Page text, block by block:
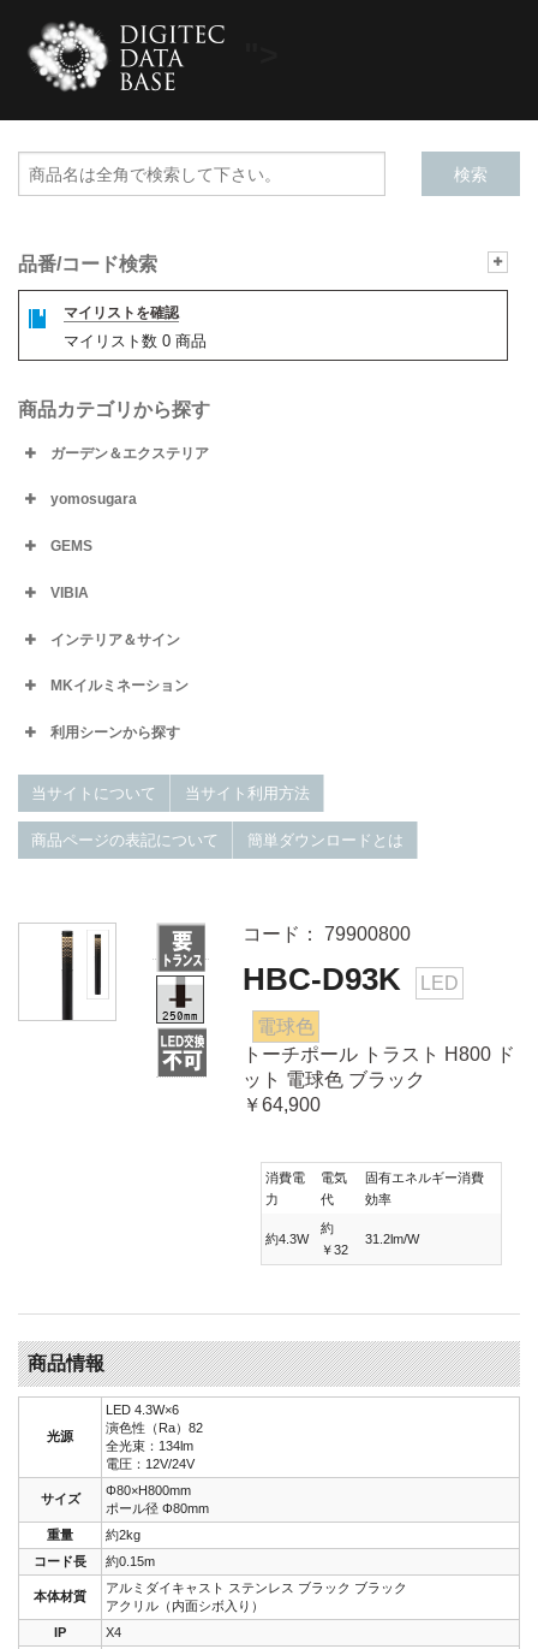
品番/コード検索
マイリストを確認
マイリスト数 0 商品
商品カテゴリから探す
ガーデン＆エクステリア
yomosugara
GEMS
VIBIA
インテリア＆サイン
MKイルミネーション
利用シーンから探す
当サイトについて 当サイト利用方法
商品ページの表記について 簡単ダウンロードとは
コード： 79900800
HBC-D93K LED
電球色
トーチポール トラスト H800 ド
ット 電球色 ブラック
￥64,900
消費電
力
電気
代
固有エネルギー消費
効率
約4.3W
約
￥32
31.2lm/W
商品情報
光源
LED 4.3W×6
演色性（Ra）82
全光束：134lm
電圧：12V/24V
サイズ
Φ80×H800mm
ポール径 Φ80mm
重量
約2kg
コード長
約0.15m
本体材質
アルミダイキャスト ステンレス ブラック ブラック
アクリル（内面シボ入り）
IP
X4